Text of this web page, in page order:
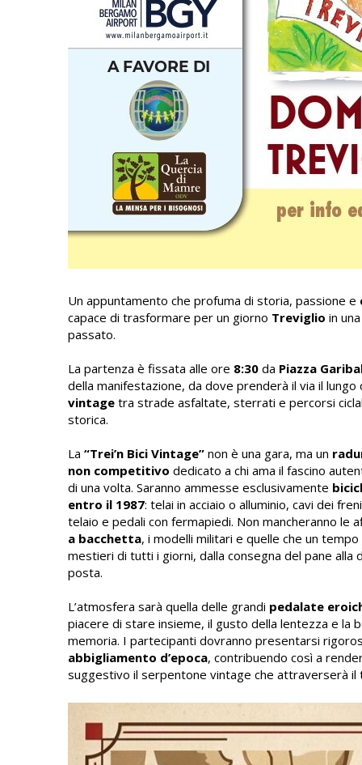
Un appuntamento che profuma di storia, passione e
capace di trasformare per un giorno Treviglio in
passato.
La partenza è fissata alle ore 8:30 da Piazza
della manifestazione, da dove prenderà il via il
vintage tra strade asfaltate, sterrati e percorsi
storica.
La “Trei’n Bici Vintage” non è una gara, ma un
non competitivo dedicato a chi ama il fascino
di una volta. Saranno ammesse esclusivamente
entro il 1987: telai in acciaio o alluminio, cavi dei
telaio e pedali con fermapiedi. Non mancheranno le
a bacchetta, i modelli militari e quelle che un
mestieri di tutti i giorni, dalla consegna del pane alla
posta.
L’atmosfera sarà quella delle grandi pedalate
piacere di stare insieme, il gusto della lentezza e la
memoria. I partecipanti dovranno presentarsi
abbigliamento d’epoca, contribuendo così a
suggestivo il serpentone vintage che attraverserà